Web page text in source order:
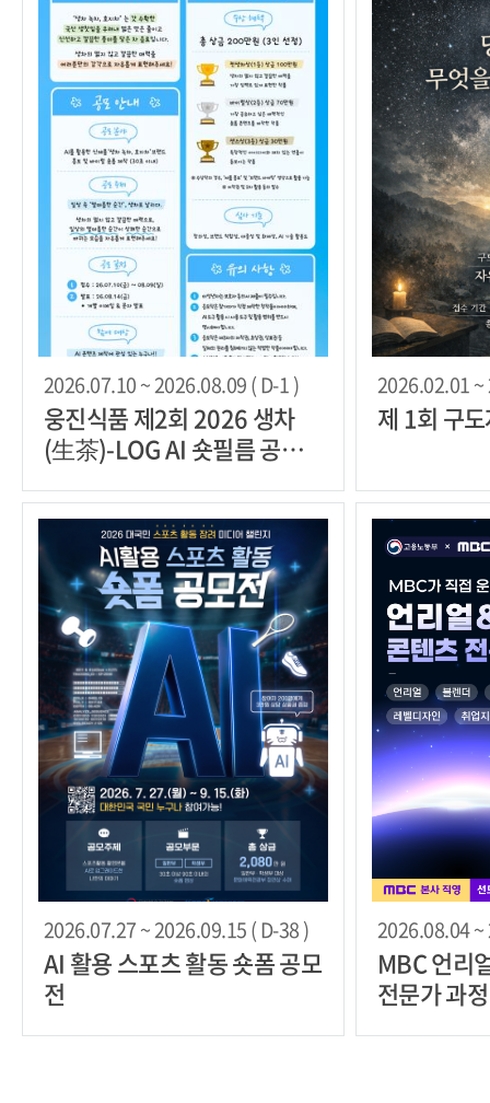
2026.07.10 ~ 2026.08.09 ( D-1 )
웅진식품 제2회 2026 생차
(生茶)-LOG AI 숏필름 공모
2026.02.01
제 1회 구
2026.07.27 ~ 2026.09.15 ( D-38 )
AI 활용 스포츠 활동 숏폼 공모
전
2026.08.04 ~
MBC 언리
전문가 과